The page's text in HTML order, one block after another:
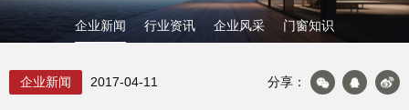
企业新闻 行业资讯 企业风采 门窗知识
企业新闻 2017-04-11 分享：